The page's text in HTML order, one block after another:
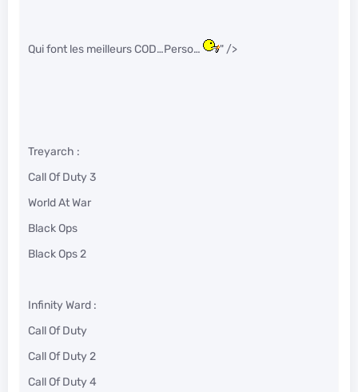
Qui font les meilleurs COD…Perso… " />
Treyarch :
Call Of Duty 3
World At War
Black Ops
Black Ops 2
Infinity Ward :
Call Of Duty
Call Of Duty 2
Call Of Duty 4